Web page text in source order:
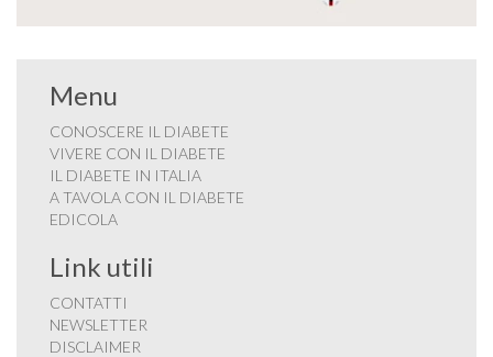
Menu
CONOSCERE IL DIABETE
VIVERE CON IL DIABETE
IL DIABETE IN ITALIA
A TAVOLA CON IL DIABETE
EDICOLA
Link utili
CONTATTI
NEWSLETTER
DISCLAIMER